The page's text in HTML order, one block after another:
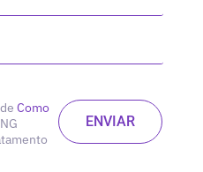
Como